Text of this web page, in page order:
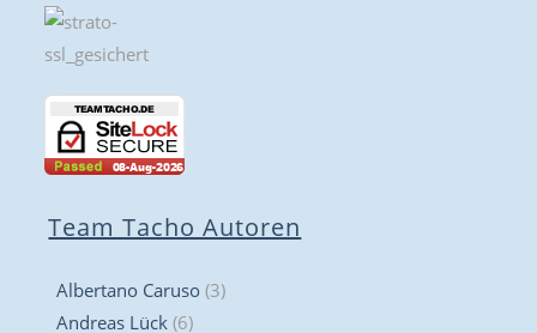
Team Tacho Autoren
Albertano Caruso (3)
Andreas Lück (6)